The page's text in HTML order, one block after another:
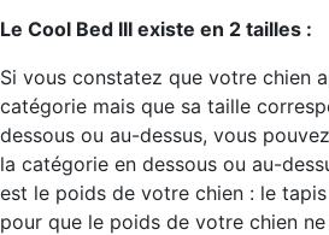
Le Cool Bed III existe en 2 tailles :
Si vous constatez que votre chien
catégorie mais que sa taille
dessous ou au-dessus, vous
la catégorie en dessous ou au-
est le poids de votre chien : le
pour que le poids de votre chien